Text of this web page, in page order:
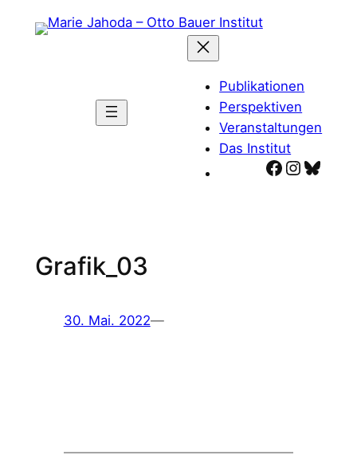
Inhalt
Publikationen
Perspektiven
Veranstaltungen
Das Institut
Facebook
Grafik_03
30. Mai. 2022—